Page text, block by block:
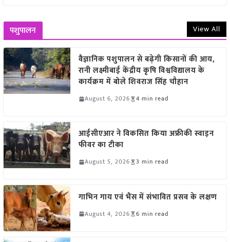
पशुपालन View All
वैज्ञानिक पशुपालन से बढ़ेगी किसानों की आय,
रानी लक्ष्मीबाई केंद्रीय कृषि विश्वविद्यालय के
कार्यक्रम में बोले शिवराज सिंह चौहान
August 6, 2026 4 min read
आईसीएआर ने विकसित किया अफ्रीकी स्वाइन
फीवर का टीका
August 5, 2026 3 min read
गाभिन गाय एवं भैंस में संभावित प्रसव के लक्षण
August 4, 2026 6 min read